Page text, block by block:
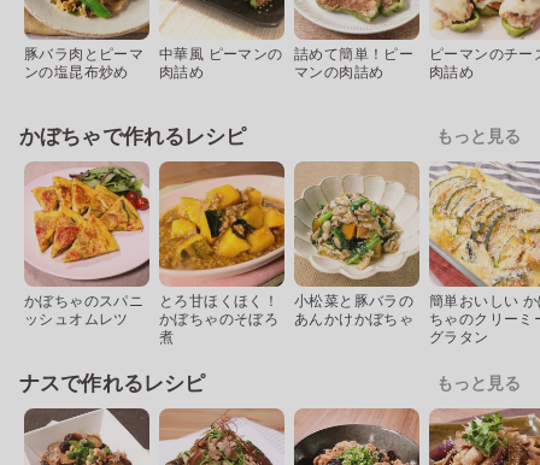
豚バラ肉とピーマ
ンの塩昆布炒め
中華風 ピーマンの
肉詰め
詰めて簡単！ピー
マンの肉詰め
ピーマンのチー
肉詰め
かぼちゃで作れるレシピ もっと見る
かぼちゃのスパニ
ッシュオムレツ
とろ甘ほくほく！
かぼちゃのそぼろ
煮
小松菜と豚バラの
あんかけかぼちゃ
簡単おいしい
ちゃのクリーミ
グラタン
ナスで作れるレシピ もっと見る